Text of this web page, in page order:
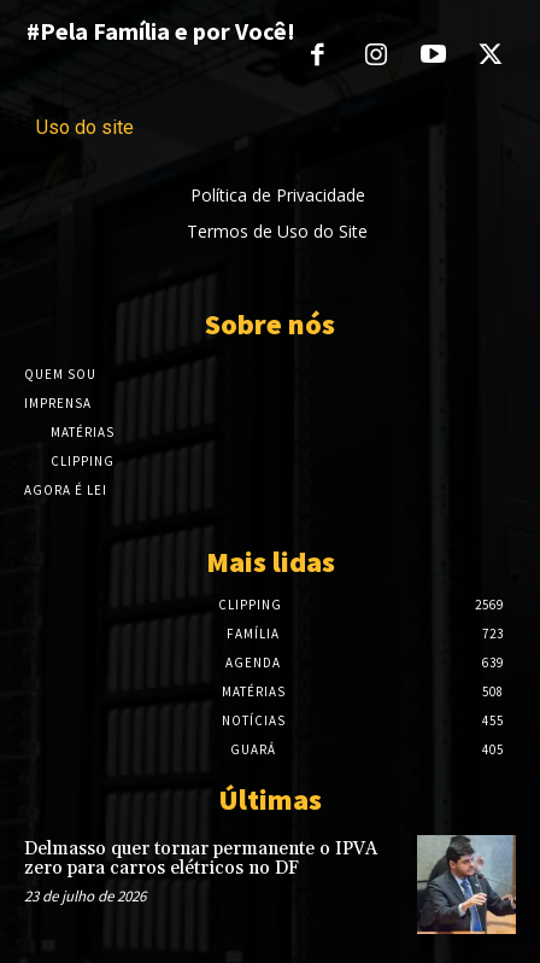
#Pela Família e por Você!
Uso do site
Política de Privacidade
Termos de Uso do Site
Sobre nós
QUEM SOU
IMPRENSA
MATÉRIAS
CLIPPING
AGORA É LEI
Mais lidas
CLIPPING
2569
FAMÍLIA
723
AGENDA
639
MATÉRIAS
508
NOTÍCIAS
455
GUARÁ
405
Últimas
Delmasso quer tornar permanente o IPVA
zero para carros elétricos no DF
23 de julho de 2026